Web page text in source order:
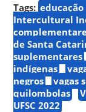
Tags:
Intercultural
de Santa
suplementares
indígenas
negros
vagas
quilombolas
UFSC 2022